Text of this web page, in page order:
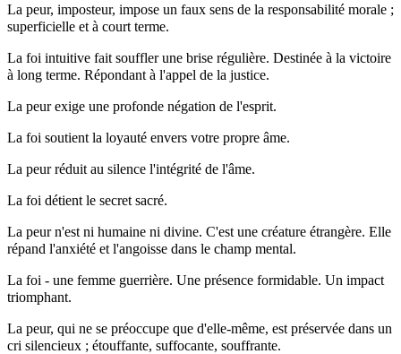
La peur, imposteur, impose un faux sens de la responsabilité morale ;
superficielle et à court terme.
La foi intuitive fait souffler une brise régulière. Destinée à la victoire
à long terme. Répondant à l'appel de la justice.
La peur exige une profonde négation de l'esprit.
La foi soutient la loyauté envers votre propre âme.
La peur réduit au silence l'intégrité de l'âme.
La foi détient le secret sacré.
La peur n'est ni humaine ni divine. C'est une créature étrangère. Elle
répand l'anxiété et l'angoisse dans le champ mental.
La foi - une femme guerrière. Une présence formidable. Un impact
triomphant.
La peur, qui ne se préoccupe que d'elle-même, est préservée dans un
cri silencieux ; étouffante, suffocante, souffrante.